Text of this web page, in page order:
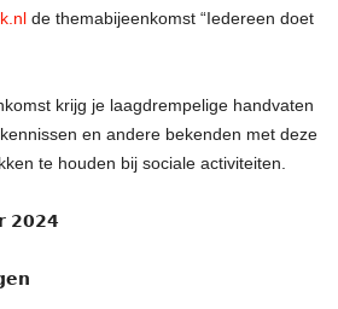
de themabijeenkomst “Iedereen doet
krijg je laagdrempelige handvaten
en andere bekenden met deze
te houden bij sociale activiteiten.
𝟮𝟬𝟮𝟰